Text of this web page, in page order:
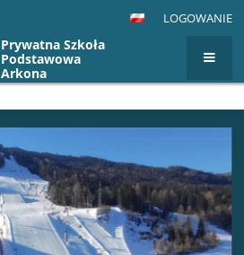
LOGOWANIE
Prywatna Szkoła
Podstawowa
Arkona